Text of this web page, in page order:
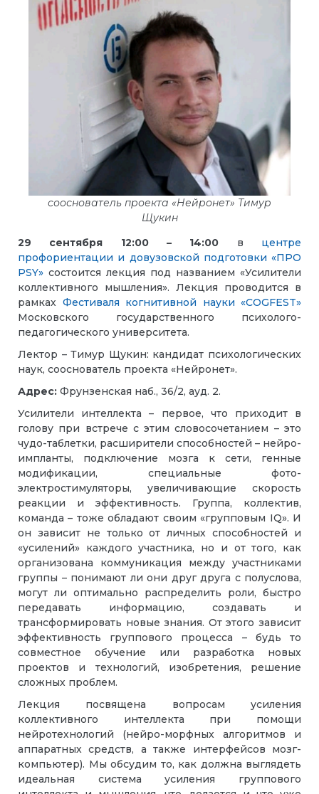
сооснователь проекта «Нейронет» Тимур
Щукин
29 сентября 12:00 – 14:00 в центре
профориентации и довузовской подготовки «ПРО
PSY» состоится лекция под названием «Усилители
коллективного мышления». Лекция проводится в
рамках Фестиваля когнитивной науки «COGFEST»
Московского государственного психолого-
педагогического университета.
Лектор – Тимур Щукин: кандидат психологических
наук, сооснователь проекта «Нейронет».
Адрес: Фрунзенская наб., 36/2, ауд. 2.
Усилители интеллекта – первое, что приходит в
голову при встрече с этим словосочетанием – это
чудо-таблетки, расширители способностей – нейро-
импланты, подключение мозга к сети, генные
модификации, специальные фото-
электростимуляторы, увеличивающие скорость
реакции и эффективность. Группа, коллектив,
команда – тоже обладают своим «групповым IQ». И
он зависит не только от личных способностей и
«усилений» каждого участника, но и от того, как
организована коммуникация между участниками
группы – понимают ли они друг друга с полуслова,
могут ли оптимально распределить роли, быстро
передавать информацию, создавать и
трансформировать новые знания. От этого зависит
эффективность группового процесса – будь то
совместное обучение или разработка новых
проектов и технологий, изобретения, решение
сложных проблем.
Лекция посвящена вопросам усиления
коллективного интеллекта при помощи
нейротехнологий (нейро-морфных алгоритмов и
аппаратных средств, а также интерфейсов мозг-
компьютер). Мы обсудим то, как должна выглядеть
идеальная система усиления группового